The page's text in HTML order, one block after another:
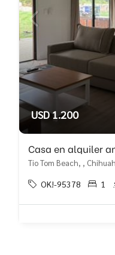
USD 1.200
Casa en alquiler
Tio Tom Beach, ,
OK!-95378 1